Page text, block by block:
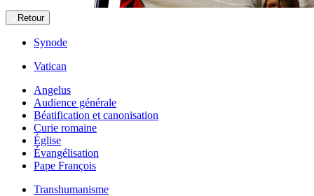
Retour
Synode
Vatican
Angelus
Audience générale
Béatification et canonisation
Curie romaine
Église
Évangélisation
Pape François
Transhumanisme